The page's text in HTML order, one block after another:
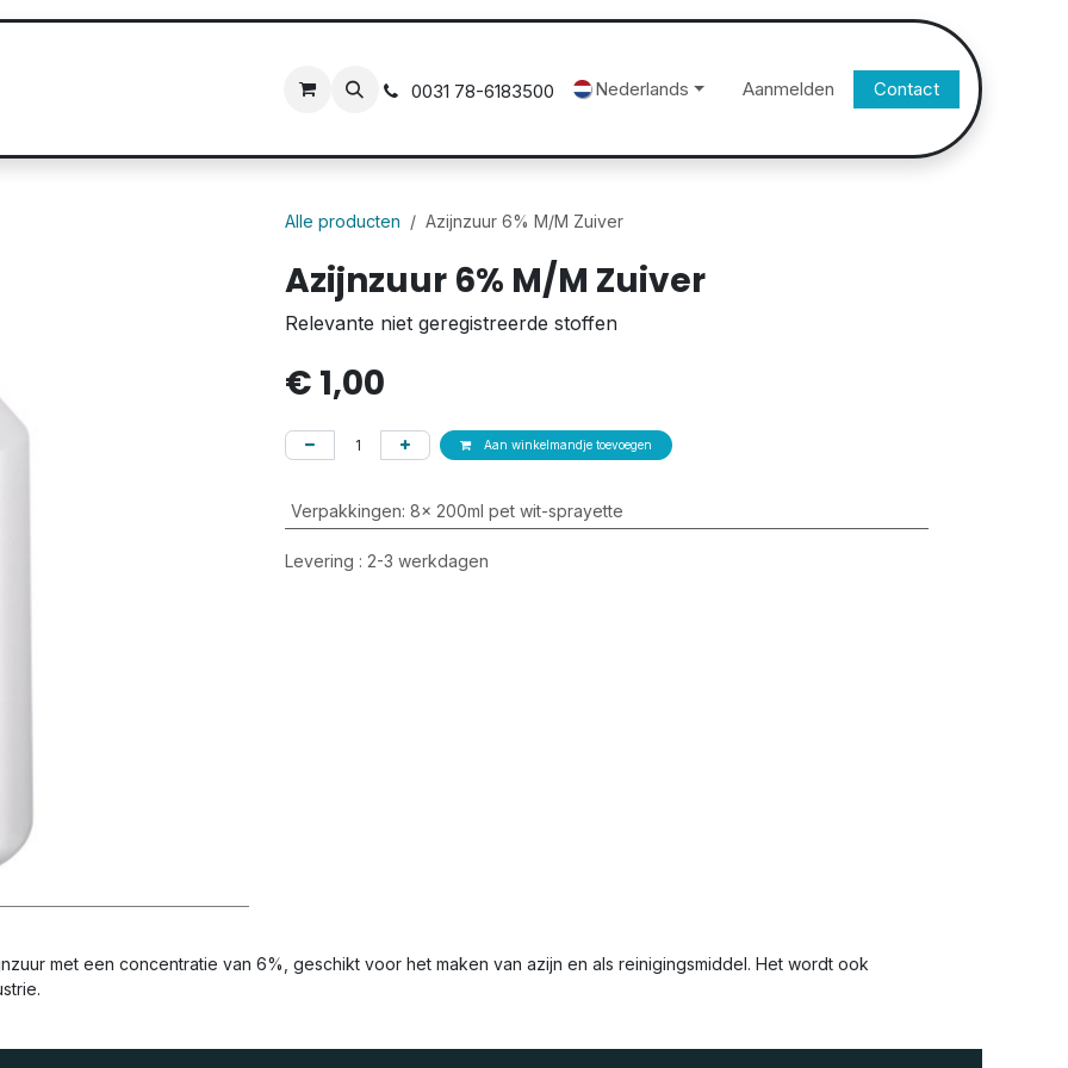
0031 78-6183500 Nederlands Aanmelden Contact
Alle producten Azijnzuur 6% M/M Zuiver
Azijnzuur 6% M/M Zuiver
Relevante niet geregistreerde stoffen
€ 1,00
Aan winkelmandje toevoegen
Verpakkingen: 8x 200ml pet wit-sprayette
Levering : 2-3 werkdagen
met een concentratie van 6%, geschikt voor het maken van azijn en als reinigingsmiddel. Het wordt ook